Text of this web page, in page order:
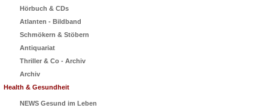
Hörbuch & CDs
Atlanten - Bildband
Schmökern & Stöbern
Antiquariat
Thriller & Co - Archiv
Archiv
Health & Gesundheit
NEWS Gesund im Leben